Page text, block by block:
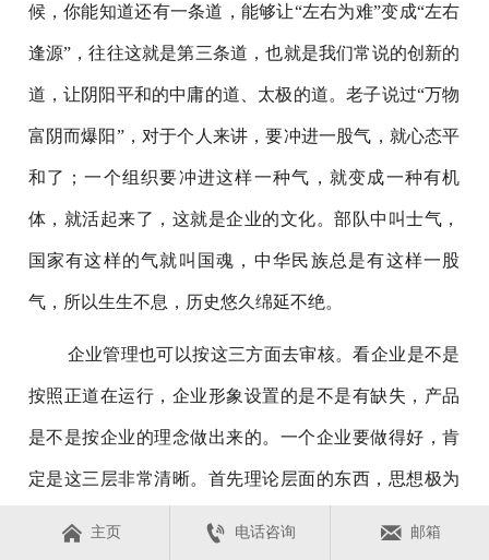
候，你能知道还有一条道，能够让“左右为难”变成“左右
逢源”，往往这就是第三条道，也就是我们常说的创新的
道，让阴阳平和的中庸的道、太极的道。老子说过“万物
富阴而爆阳”，对于个人来讲，要冲进一股气，就心态平
和了；一个组织要冲进这样一种气，就变成一种有机
体，就活起来了，这就是企业的文化。部队中叫士气，
国家有这样的气就叫国魂，中华民族总是有这样一股
气，所以生生不息，历史悠久绵延不绝。
企业管理也可以按这三方面去审核。看企业是不是
按照正道在运行，企业形象设置的是不是有缺失，产品
是不是按企业的理念做出来的。一个企业要做得好，肯
定是这三层非常清晰。首先理论层面的东西，思想极为
明确，知道我们这个企业怎么发展，有思想、有理论、
 主页  电话咨询  邮箱